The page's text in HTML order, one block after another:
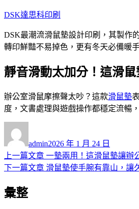
跳
主
要
容
DSK達思科印刷
DSK最潮流滑鼠墊設計印刷，其製作
轉印鮮豔不易掉色，更有冬天必備暖
靜音滑動太加分！這滑
辦公室滑鼠摩擦聲太吵？這款滑鼠墊
度，文書處理與遊戲操作都穩定流暢
者
admin佈
日
期:
2026 年 1 月 24 日
文
章
導
上一篇文章 上
一
一墊兩用！這滑鼠墊讓辦
下一篇文章 下
滑鼠墊使手腕有靠山，讓
彙整